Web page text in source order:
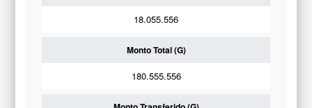
18.055.556
Monto Total (G)
180.555.556